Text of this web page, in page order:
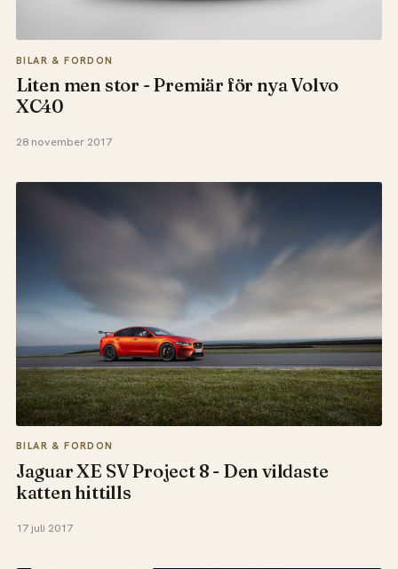
BILAR & FORDON
Liten men stor - Premiär för nya Volvo
XC40
28 november 2017
BILAR & FORDON
Jaguar XE SV Project 8 - Den vildaste
katten hittills
17 juli 2017